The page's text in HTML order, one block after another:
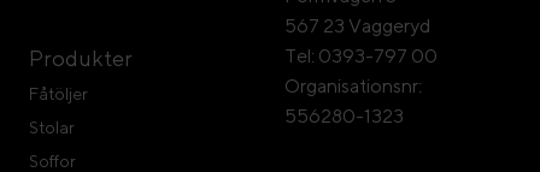
Produkter
Fåtöljer
Stolar
Soffor
567 23 Vaggeryd
Tel: 0393-797 00
Organisationsnr:
556280-1323